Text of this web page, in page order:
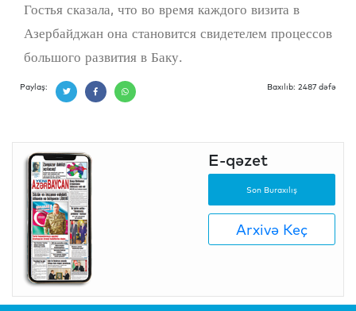
Гостья сказала, что во время каждого визита в
Азербайджан она становится свидетелем процессов
большого развития в Баку.
Paylaş: Baxılıb: 2487 dəfə
E-qəzet
Son Buraxılış
Arxivə Keç